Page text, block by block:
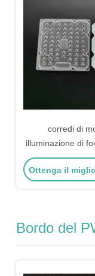
corredi di
illuminazione di
del quadrato di
LED per la
Ottenga il
Bordo del